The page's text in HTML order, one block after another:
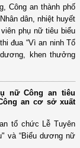
Công an thành phố
dân, nhiệt huyết
phụ nữ tiêu biểu
đua “Vì an ninh Tổ
khen thưởng
nữ Công an tiêu
an cơ sở xuất
tổ chức Lễ Tuyên
và “Biểu dương nữ